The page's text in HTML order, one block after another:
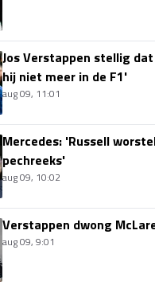
Jos Verstappen stellig
hij niet meer in de F1'
aug 09, 11:01
Mercedes: 'Russell
pechreeks'
aug 09, 10:02
Verstappen dwong
aug 09, 9:01